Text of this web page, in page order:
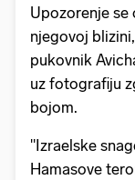
Upozorenje se
njegovoj
pukovnik
uz fotografiju
bojom.
"Izraelske
Hamasove